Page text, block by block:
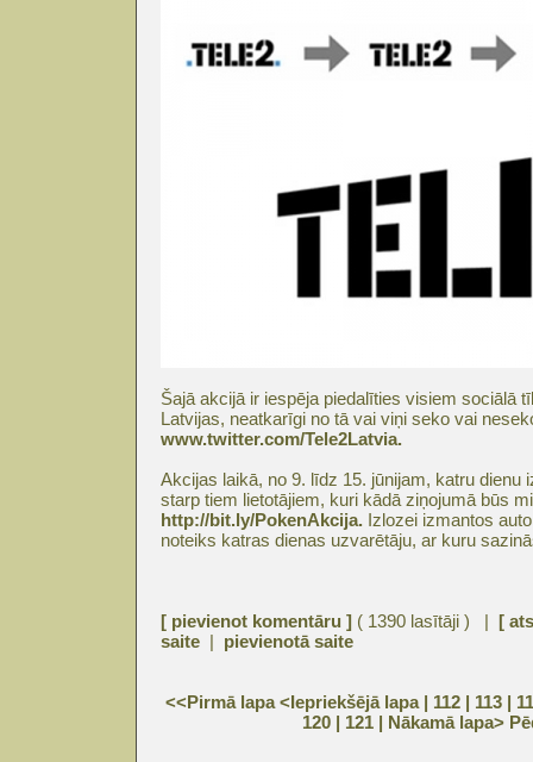
Šajā akcijā ir iespēja piedalīties visiem sociālā
Latvijas, neatkarīgi no tā vai viņi seko vai
www.twitter.com/Tele2Latvia.
Akcijas laikā, no 9. līdz 15. jūnijam, katru dienu
starp tiem lietotājiem, kuri kādā ziņojumā būs
http://bit.ly/PokenAkcija. Izlozei izmantos
noteiks katras dienas uzvarētāju, ar kuru
[ pievienot komentāru ] ( 1390 lasītāji ) | [
saite | pievienotā saite
<<Pirmā lapa<Iepriekšējā lapa | 112 | 113 |
120| 121| Nākamā lapa>